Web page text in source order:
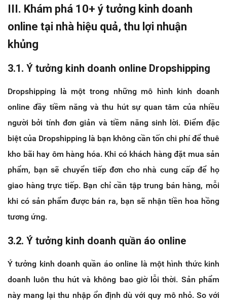
III. Khám phá 10+ ý tưởng kinh doanh
online tại nhà hiệu quả, thu lợi nhuận
khủng
3.1. Ý tưởng kinh doanh online Dropshipping
Dropshipping là một trong những mô hình kinh doanh
online đầy tiềm năng và thu hút sự quan tâm của nhiều
người bởi tính đơn giản và tiềm năng sinh lời. Điểm đặc
biệt của Dropshipping là bạn không cần tốn chi phí để thuê
kho bãi hay ôm hàng hóa. Khi có khách hàng đặt mua sản
phẩm, bạn sẽ chuyển tiếp đơn cho nhà cung cấp để họ
giao hàng trực tiếp. Bạn chỉ cần tập trung bán hàng, mỗi
khi có sản phẩm được bán ra, bạn sẽ nhận tiền hoa hồng
tương ứng.
3.2. Ý tưởng kinh doanh quần áo online
Ý tưởng kinh doanh quần áo online là một hình thức kinh
doanh luôn thu hút và không bao giờ lỗi thời. Sản phẩm
này mang lại thu nhập ổn định dù với quy mô nhỏ. So với